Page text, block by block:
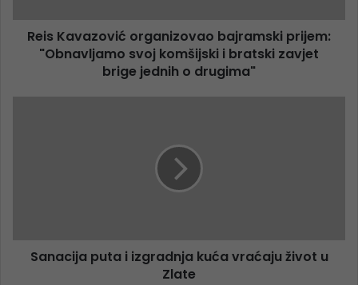
Reis Kavazović organizovao bajramski prijem:
"Obnavljamo svoj komšijski i bratski zavjet
brige jednih o drugima"
Sanacija puta i izgradnja kuća vraćaju život u
Zlate